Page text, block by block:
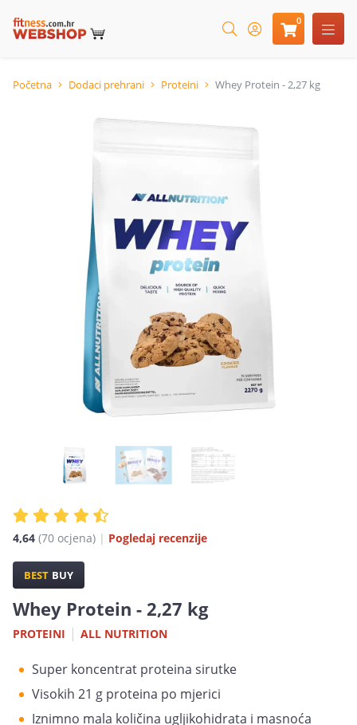
0
Početna Dodaci prehrani Proteini Whey Protein - 2,27 kg
4,64 (70 ocjena) | Pogledaj recenzije
BEST BUY
Whey Protein - 2,27 kg
PROTEINI | ALL NUTRITION
Super koncentrat proteina sirutke
Visokih 21 g proteina po mjerici
Iznimno mala količina ugljikohidrata i masnoća